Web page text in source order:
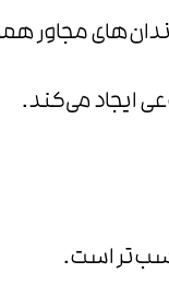
دندان‌های مجاور
ایجاد می‌کند.
است.